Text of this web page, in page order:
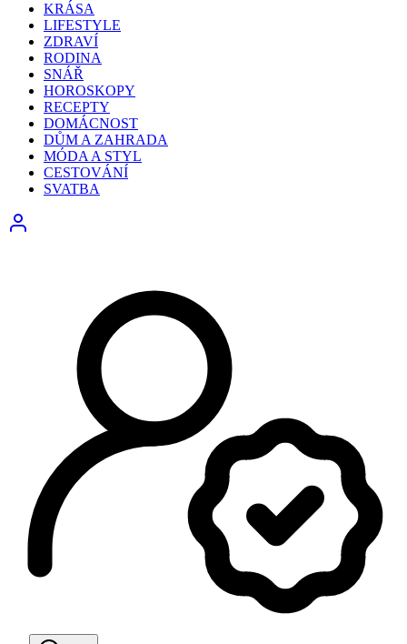
KRÁSA
LIFESTYLE
ZDRAVÍ
RODINA
SNÁŘ
HOROSKOPY
RECEPTY
DOMÁCNOST
DŮM A ZAHRADA
MÓDA A STYL
CESTOVÁNÍ
SVATBA